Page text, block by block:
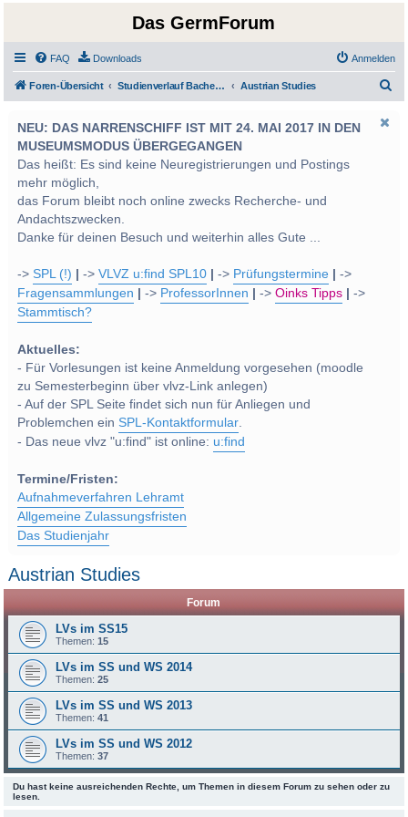
Das GermForum
FAQ Downloads Anmelden
Foren-Übersicht Studienverlauf Bachelor-/Masterstudien sowie UF Deutsch Austrian Studies
NEU: DAS NARRENSCHIFF IST MIT 24. MAI 2017 IN DEN
MUSEUMSMODUS ÜBERGEGANGEN
Das heißt: Es sind keine Neuregistrierungen und Postings
mehr möglich,
das Forum bleibt noch online zwecks Recherche- und
Andachtszwecken.
Danke für deinen Besuch und weiterhin alles Gute ...
->SPL (!) ->VLVZ u:find SPL10 -> Prüfungstermine
->
Fragensammlungen
-> ProfessorInnen ->Oinks Tipps
->
Stammtisch?
Aktuelles:
- Für Vorlesungen ist keine Anmeldung vorgesehen (moodle
zu Semesterbeginn über vlvz-Link anlegen)
- Auf der SPL Seite findet sich nun für Anliegen und
Problemchen einSPL-Kontaktformular.
- Das neue vlvz "u:find" ist online: u:find
Termine/Fristen:
Aufnahmeverfahren Lehramt
Allgemeine Zulassungsfristen
Das Studienjahr
Austrian Studies
Forum
LVs im SS15
Themen:15
LVs im SS und WS 2014
Themen:25
LVs im SS und WS 2013
Themen:41
LVs im SS und WS 2012
Themen:37
Du hast keine ausreichenden Rechte, um Themen in diesem Forum zu sehen oder zu
lesen.